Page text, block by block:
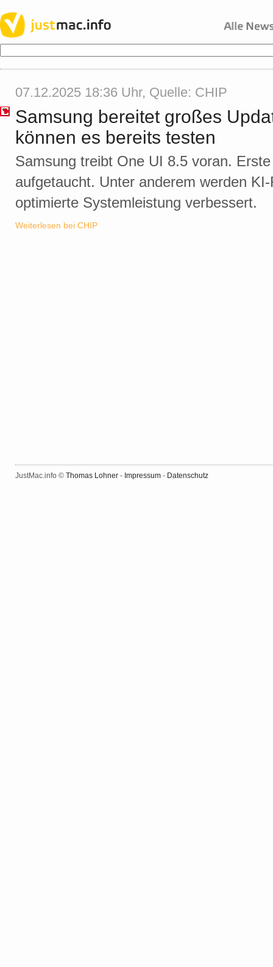
07.12.2025 18:36 Uhr, Quelle: CHIP
Samsung bereitet großes
können es bereits testen
Samsung treibt One UI 8.5 voran.
aufgetaucht. Unter anderem werden
optimierte Systemleistung verbessert.
Weiterlesen bei CHIP
JustMac.info © Thomas Lohner - Impressum - Datenschutz